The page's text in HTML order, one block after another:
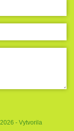
- Vytvorila